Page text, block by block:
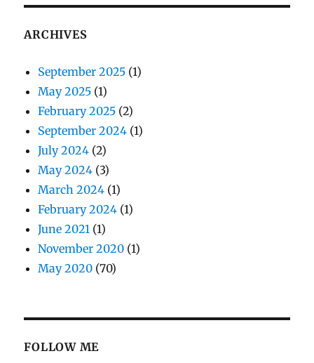
ARCHIVES
September 2025 (1)
May 2025 (1)
February 2025 (2)
September 2024 (1)
July 2024 (2)
May 2024 (3)
March 2024 (1)
February 2024 (1)
June 2021 (1)
November 2020 (1)
May 2020 (70)
FOLLOW ME